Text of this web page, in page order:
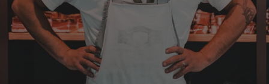
Josef
Verifizierter Kunde
Seit ich SEPP-Manufaktur kenne, bestelle ich
nur noch da. Große Auswahl, für jeden ist
was dabei. Für mich passt die Preis-Leistung